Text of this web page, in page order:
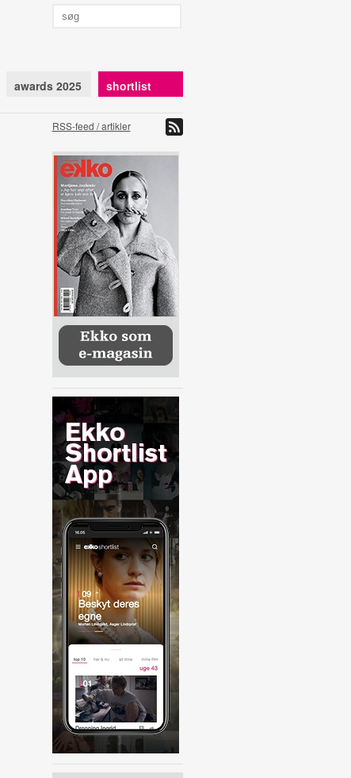
awards 2025 shortlist
RSS-feed / artikler